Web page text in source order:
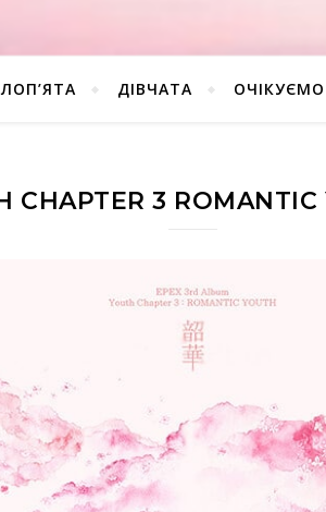
ДІВЧАТА
CHAPTER 3